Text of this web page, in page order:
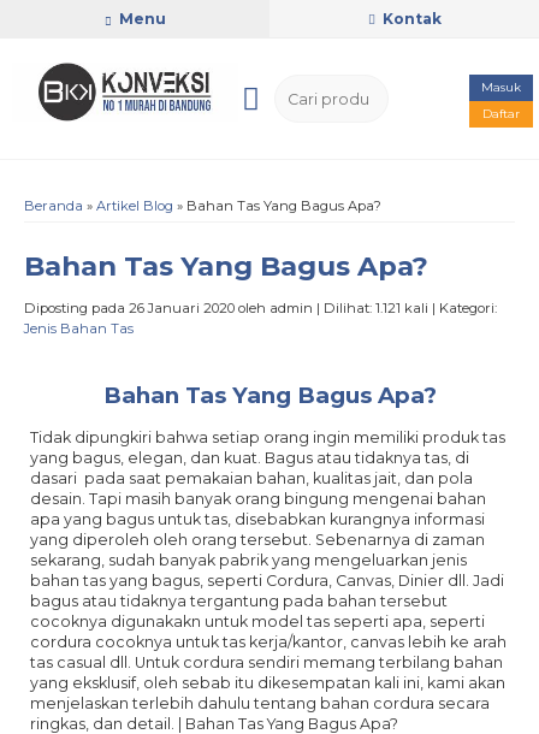
Menu Kontak
Masuk
Daftar
Beranda » Artikel Blog » Bahan Tas Yang Bagus Apa?
Bahan Tas Yang Bagus Apa?
Diposting pada 26 Januari 2020 oleh admin | Dilihat: 1.121 kali | Kategori:
Jenis Bahan Tas
Bahan Tas Yang Bagus Apa?
Tidak dipungkiri bahwa setiap orang ingin memiliki produk tas
yang bagus, elegan, dan kuat. Bagus atau tidaknya tas, di
dasari pada saat pemakaian bahan, kualitas jait, dan pola
desain. Tapi masih banyak orang bingung mengenai bahan
apa yang bagus untuk tas, disebabkan kurangnya informasi
yang diperoleh oleh orang tersebut. Sebenarnya di zaman
sekarang, sudah banyak pabrik yang mengeluarkan jenis
bahan tas yang bagus, seperti Cordura, Canvas, Dinier dll. Jadi
bagus atau tidaknya tergantung pada bahan tersebut
cocoknya digunakakn untuk model tas seperti apa, seperti
cordura cocoknya untuk tas kerja/kantor, canvas lebih ke arah
tas casual dll. Untuk cordura sendiri memang terbilang bahan
yang eksklusif, oleh sebab itu dikesempatan kali ini, kami akan
menjelaskan terlebih dahulu tentang bahan cordura secara
ringkas, dan detail. | Bahan Tas Yang Bagus Apa?